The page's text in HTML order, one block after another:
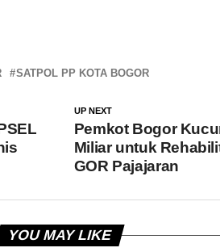
SATPOL PP KOTA BOGOR
UP NEXT
Pemkot Bogor
Miliar untuk
GOR Pajajaran
YOU MAY LIKE